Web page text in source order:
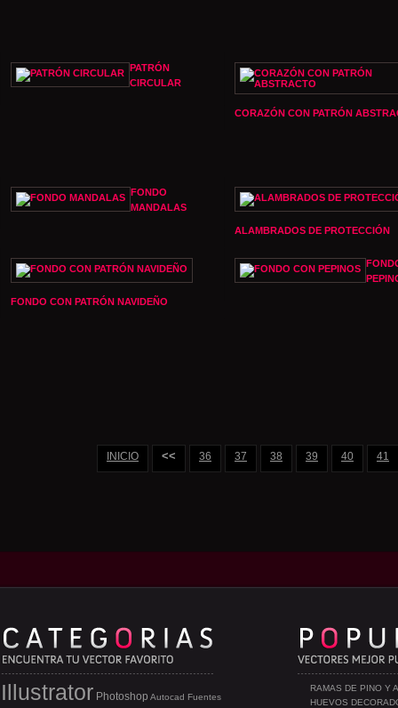
PATRÓN
CIRCULAR
CORAZÓN CON PATRÓN
FONDO
MANDALAS
ALAMBRADOS DE PROTECCIÓN
FONDO CON PATRÓN NAVIDEÑO
INICIO << 36 37 38 39 40 41
RAMAS DE PINO Y
HUEVOS
Illustrator Photoshop Autocad Fuentes